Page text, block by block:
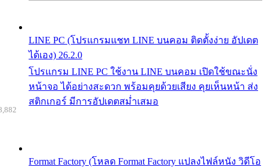
LINE PC (โปรแกรมแชท LINE บนคอม ติดตั้งง่าย อัปเดต
ได้เอง) 26.2.0
โปรแกรม LINE PC ใช้งาน LINE บนคอม เปิดใช้ขณะนั่ง
หน้าจอ ได้อย่างสะดวก พร้อมคุยด้วยเสียง คุยเห็นหน้า ส่ง
สติกเกอร์ มีการอัปเดตสม่ำเสมอ
Format Factory (โหลด Format Factory แปลงไฟล์หนัง วิดีโอ